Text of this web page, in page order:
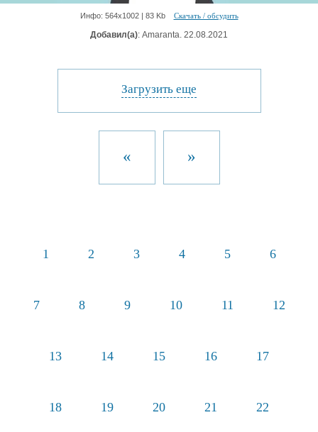
Инфо: 564х1002 | 83 Kb Скачать / обсудить
Добавил(а): Amaranta. 22.08.2021
Загрузить еще
« »
1 2 3 4 5 6
7 8 9 10 11 12
13 14 15 16 17
18 19 20 21 22